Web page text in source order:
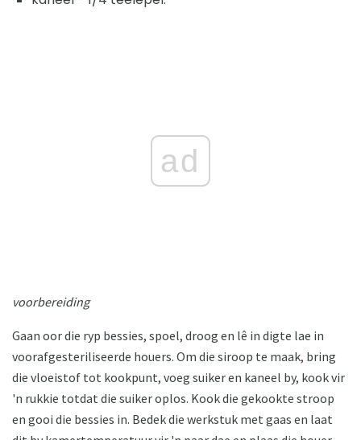
ad
voorbereiding
Gaan oor die ryp bessies, spoel, droog en lê in digte lae in
voorafgesteriliseerde houers. Om die siroop te maak, bring
die vloeistof tot kookpunt, voeg suiker en kaneel by, kook vir
'n rukkie totdat die suiker oplos. Kook die gekookte stroop
en gooi die bessies in. Bedek die werkstuk met gaas en laat